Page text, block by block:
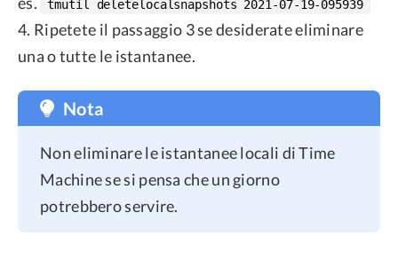
tmutil deletelocalsnapshots 2021-07-19-095939
4. Ripetete il passaggio 3 se desiderate eliminare
una o tutte le istantanee.
Nota
Non eliminare le istantanee locali di Time
Machine se si pensa che un giorno
potrebbero servire.